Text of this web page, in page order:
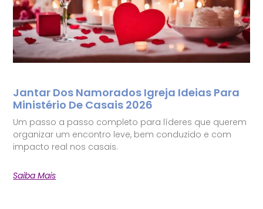
Jantar Dos Namorados Igreja Ideias Para
Ministério De Casais 2026
Um passo a passo completo para líderes que querem
organizar um encontro leve, bem conduzido e com
impacto real nos casais.
Saiba Mais